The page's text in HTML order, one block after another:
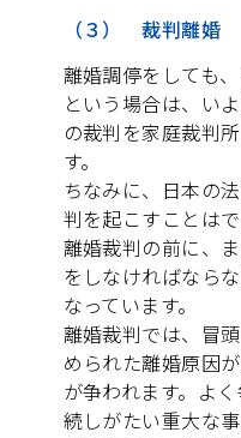
（３） 裁判離婚
離婚調停をしても
という場合は、い
の裁判を家庭裁判
す。
ちなみに、日本の
判を起こすことはで
離婚裁判の前に、
をしなければなら
なっています。
離婚裁判では、冒
められた離婚原因
が争われます。よ
続しがたい重大な